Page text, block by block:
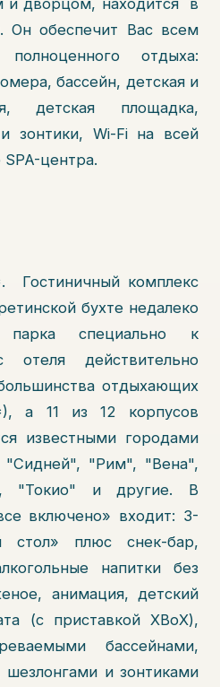
и дворцом, находится в
Он обеспечит Вас всем
отдыха:
бассейн, детская и
детская площадка,
зонтики, Wi-Fi на всей
центра.
Гостиничный комплекс
бухте недалеко
парка специально к
отеля действительно
отдыхающих
а 11 из 12 корпусов
известными городами
"Рим", "Вена",
"Токио" и другие. В
включено» входит: 3-
стол» плюс снек-бар,
напитки без
анимация, детский
(с приставкой XBoX),
бассейнами,
и зонтиками